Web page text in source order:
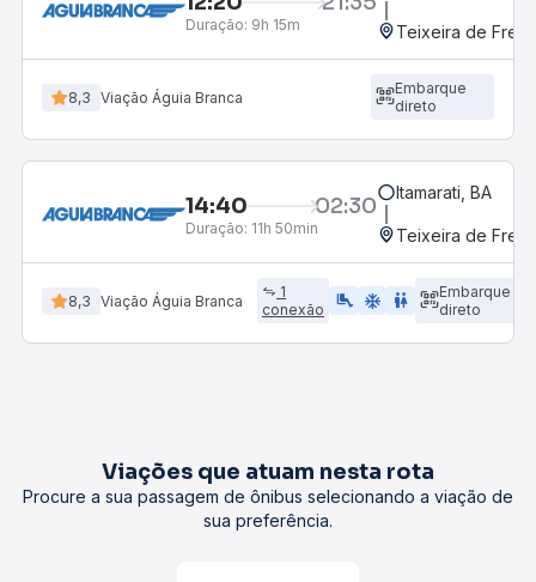
Duração: 9h 15m Teixeira de
8,3 Viação Águia Branca
Embarque
direto
14:40 02:30
Duração: 11h 50min
Itamarati, BA
Teixeira de
8,3 Viação Águia Branca
1
conexão
airline_seat_legroom_extra ac_unit WC
Embarque
direto
Viações que atuam nesta rota
Procure a sua passagem de ônibus selecionando a viação de
sua preferência.